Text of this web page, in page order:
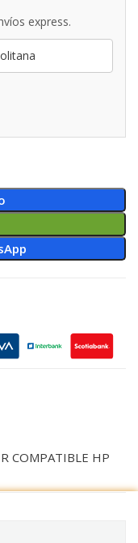
express.
COMPATIBLE HP